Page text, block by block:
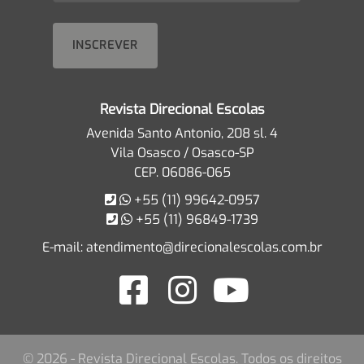
Revista Direcional Escolas
Avenida Santo Antonio, 208 sl. 4
Vila Osasco / Osasco-SP
CEP. 06086-065
+55 (11) 99642-0957
+55 (11) 96849-1739
E-mail:atendimento@direcionalescolas.com.br
© 2026 - Revista Direcional Escolas. Todos os direitos